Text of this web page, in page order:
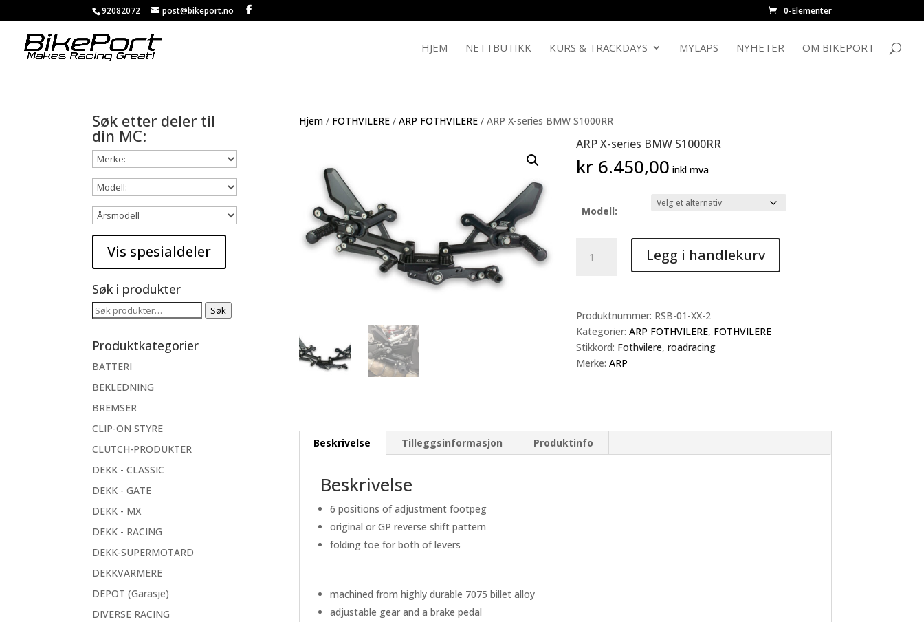
92082072 post@bikeport.no 0-Elementer
HJEM NETTBUTIKK KURS & TRACKDAYS MYLAPS NYHETER OM BIKEPORT
Hjem / FOTHVILERE /ARP FOTHVILERE / ARP X-series BMW S1000RR
ARP X-series BMW S1000RR
kr 6.450,00 inkl mva
Modell:
S1000RR
Legg i handlekurv
Produktnummer: RSB-01-XX-2
Kategorier:ARP FOTHVILERE, FOTHVILERE
Stikkord: Fothvilere,roadracing
Merke:ARP
Beskrivelse Tilleggsinformasjon Produktinfo
Beskrivelse
6 positions of adjustment footpeg
original or GP reverse shift pattern
folding toe for both of levers
machined from highly durable 7075 billet alloy
adjustable gear and a brake pedal
Søk etter deler til
din MC:
Søk i produkter
Søk
Søk
Produktkategorier
BATTERI
BEKLEDNING
BREMSER
CLIP-ON STYRE
CLUTCH-PRODUKTER
DEKK - CLASSIC
DEKK - GATE
DEKK - MX
DEKK - RACING
DEKK-SUPERMOTARD
DEKKVARMERE
DEPOT (Garasje)
DIVERSE RACING